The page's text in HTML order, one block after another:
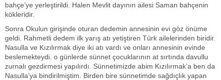
bahçe’ye yerleştirildi. Halen Mevlit dayının ailesi Saman bahçenin
kökleridir.
Sonra Okulun girişinde oturan dedemin annesinin evi göz önüme
geldi. Rahmetli dedem ilk yarış atı yetiştiren Türk ailelerinden biridir.
Nasulla ve Kızılırmak diye iki atı vardı ve onları annesinin evinde
beslemekteydi. o günlerde sünnet çocuklarının at sırtında davullu
zurnalı gezdirmesi yapılırdı. Sünnetimizde abim Kızılırmak’a ben da
Nasulla’ya bindirilmiştim. Birden bire sünnetimde sağdıçlık yapan